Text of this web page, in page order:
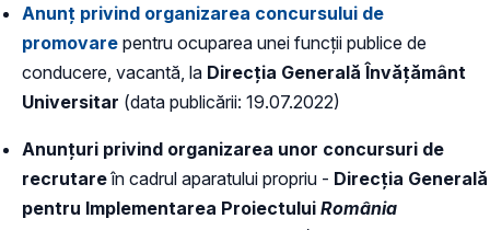
Anunț privind organizarea concursului de
promovare pentru ocuparea unei funcții publice de
conducere, vacantă, la Direcția Generală Învățământ
Universitar (data publicării: 19.07.2022)
Anunțuri privind organizarea unor concursuri de
recrutareîn cadrul aparatului propriu - Direcția Generală
pentru Implementarea Proiectului România